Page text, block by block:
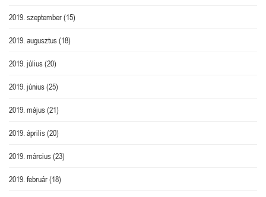
2019. szeptember(15)
2019. augusztus(18)
2019. július(20)
2019. június(25)
2019. május(21)
2019. április(20)
2019. március(23)
2019. február(18)